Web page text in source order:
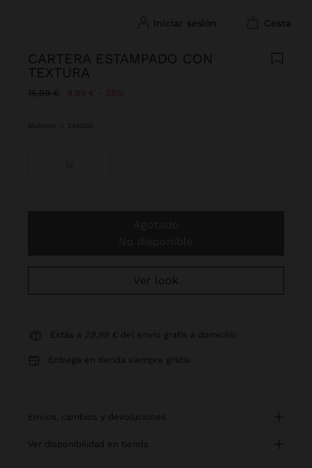
iniciar sesión cesta
CARTERA ESTAMPADO CON
TEXTURA
Precio rebajado de
15,99 €A 9,99 € 38%
Multicor 246600
Ver look
Estás a 29,99 € del envío gratis a domicilio
Entrega en tienda siempre gratis
envíos, cambios y devoluciones
ver disponibilidad en tienda